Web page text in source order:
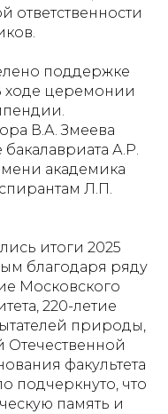
ответственности
поддержке
ходе церемонии
В.А. Змеева
А.Р.
академика
Л.П.
итоги 2025
благодаря ряду
Московского
220-летие
природы,
факультета
подчеркнуто, что
память и